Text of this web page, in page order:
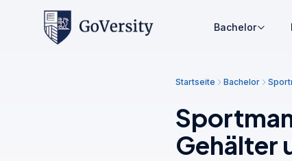
Bachelor
Startseite Bachelor
Gehälter